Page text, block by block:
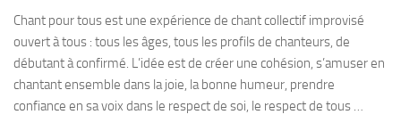
Chant pour tous est une expérience de chant collectif improvisé
ouvert à tous : tous les âges, tous les profils de chanteurs, de
débutant à confirmé. L’idée est de créer une cohésion, s’amuser en
chantant ensemble dans la joie, la bonne humeur, prendre
confiance en sa voix dans le respect de soi, le respect de tous …